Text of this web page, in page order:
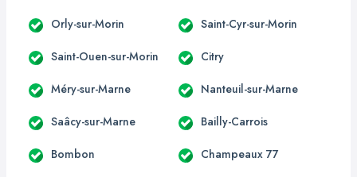
Orly-sur-Morin Saint-Cyr-sur-Morin
Saint-Ouen-sur-Morin Citry
Méry-sur-Marne Nanteuil-sur-Marne
Saâcy-sur-Marne Bailly-Carrois
Bombon Champeaux 77